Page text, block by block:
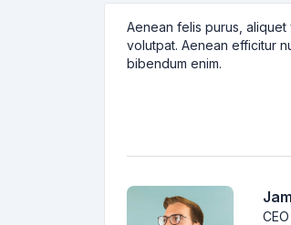
Aenean felis purus,
volutpat. Aenean efficitur
bibendum enim.